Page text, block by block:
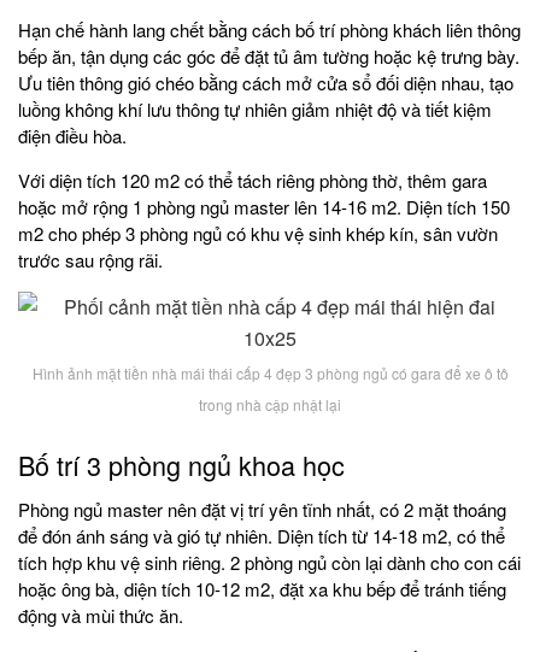
Hạn chế hành lang chết bằng cách bố trí phòng khách liên thông
bếp ăn, tận dụng các góc để đặt tủ âm tường hoặc kệ trưng bày.
Ưu tiên thông gió chéo bằng cách mở cửa sổ đối diện nhau, tạo
luồng không khí lưu thông tự nhiên giảm nhiệt độ và tiết kiệm
điện điều hòa.
Với diện tích 120 m2 có thể tách riêng phòng thờ, thêm gara
hoặc mở rộng 1 phòng ngủ master lên 14-16 m2. Diện tích 150
m2 cho phép 3 phòng ngủ có khu vệ sinh khép kín, sân vườn
trước sau rộng rãi.
Hình ảnh mặt tiền nhà mái thái cấp 4 đẹp 3 phòng ngủ có gara để xe ô tô
trong nhà cập nhật lại
Bố trí 3 phòng ngủ khoa học
Phòng ngủ master nên đặt vị trí yên tĩnh nhất, có 2 mặt thoáng
để đón ánh sáng và gió tự nhiên. Diện tích từ 14-18 m2, có thể
tích hợp khu vệ sinh riêng. 2 phòng ngủ còn lại dành cho con cái
hoặc ông bà, diện tích 10-12 m2, đặt xa khu bếp để tránh tiếng
động và mùi thức ăn.